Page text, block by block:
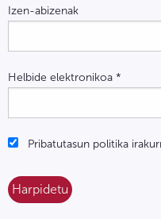
Izen-abizenak
Helbide elektronikoa *
Pribatutasun politika